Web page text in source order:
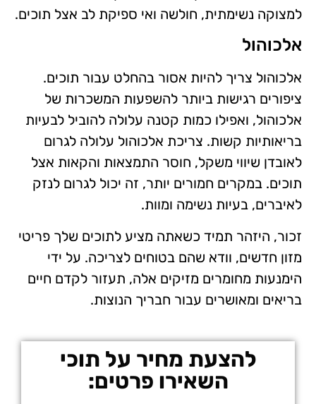
למצוקה נשימתית, חולשה ואי ספיקת לב אצל תוכים.
אלכוהול
אלכוהול צריך להיות אסור בהחלט עבור תוכים.
ציפורים רגישות ביותר להשפעות המשכרות של
אלכוהול, ואפילו כמות קטנה עלולה להוביל לבעיות
בריאותיות קשות. צריכת אלכוהול עלולה לגרום
לאובדן שיווי משקל, חוסר התמצאות והקאות אצל
תוכים. במקרים חמורים יותר, זה יכול לגרום לנזק
לאיברים, בעיות נשימה ומוות.
זכור, היזהר תמיד כשאתה מציע לתוכים שלך פריטי
מזון חדשים, וודא שהם בטוחים לצריכה. על ידי
הימנעות מחומרים מזיקים אלה, תעזור לקדם חיים
בריאים ומאושרים עבור חבריך הנוצות.
להצעת מחיר על תוכי
השאירו פרטים: